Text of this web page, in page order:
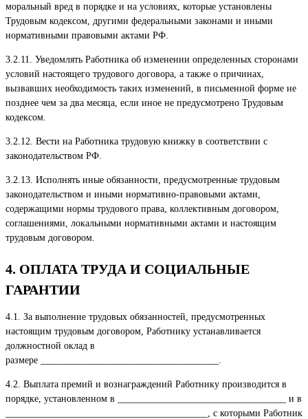
моральный вред в порядке и на условиях, которые установлены
Трудовым кодексом, другими федеральными законами и иными
нормативными правовыми актами РФ.
3.2.11. Уведомлять Работника об изменении определенных сторонами
условий настоящего трудового договора, а также о причинах,
вызвавших необходимость таких изменений, в письменной форме не
позднее чем за два месяца, если иное не предусмотрено Трудовым
кодексом.
3.2.12. Вести на Работника трудовую книжку в соответствии с
законодательством РФ.
3.2.13. Исполнять иные обязанности, предусмотренные трудовым
законодательством и иными нормативно-правовыми актами,
содержащими нормы трудового права, коллективным договором,
соглашениями, локальными нормативными актами и настоящим
трудовым договором.
4. ОПЛАТА ТРУДА И СОЦИАЛЬНЫЕ
ГАРАНТИИ
4.1. За выполнение трудовых обязанностей, предусмотренных
настоящим трудовым договором, Работнику устанавливается
должностной оклад в
размере _____________________________________.
4.2. Выплата премий и вознаграждений Работнику производится в
порядке, установленном в ___________________________________ и в
__________________________________________, с которыми Работник